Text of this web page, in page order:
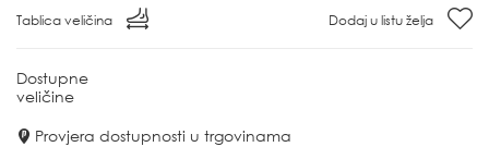
Tablica veličina Dodaj u listu želja
Dostupne
veličine
Provjera dostupnosti u trgovinama